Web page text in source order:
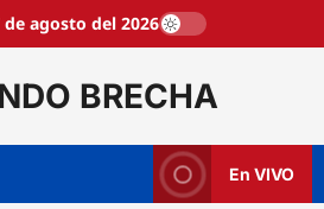
agosto del 2026
BRECHA
En VIVO